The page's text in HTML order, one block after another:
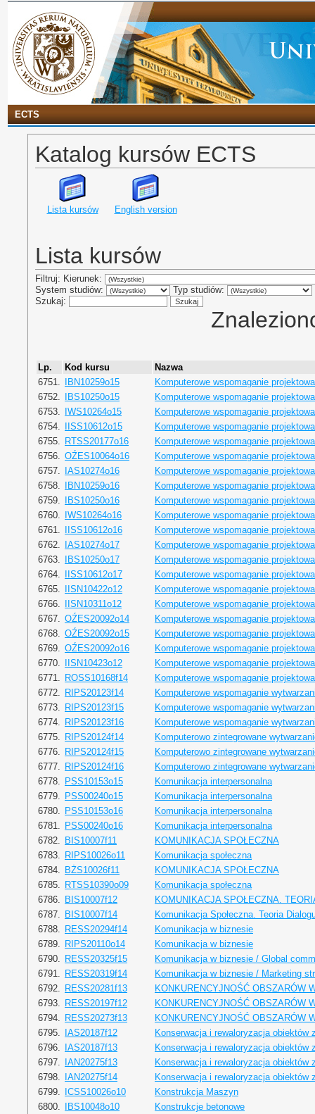
ECTS
Katalog kursów ECTS
Lista kursów English version
Lista kursów
Filtruj: Kierunek:
System studiów:
Typ studiów:
Szukaj:
Lp. Kod kursu
Nazwa
6751.
IBN10259o15
Komputerowe wspomaganie
6752.
IBS10250o15
Komputerowe wspomaganie
6753.
IWS10264o15
Komputerowe wspomaganie
6754.
IISS10612o15
Komputerowe wspomaganie
6755. RTSS20177o16
Komputerowe wspomaganie
6756. OŹES10064o16
Komputerowe wspomaganie
6757.
IAS10274o16
Komputerowe wspomaganie
6758.
IBN10259o16
Komputerowe wspomaganie
6759.
IBS10250o16
Komputerowe wspomaganie
6760.
IWS10264o16
Komputerowe wspomaganie
6761.
IISS10612o16
Komputerowe wspomaganie
6762.
IAS10274o17
Komputerowe wspomaganie
6763.
IBS10250o17
Komputerowe wspomaganie
6764.
IISS10612o17
Komputerowe wspomaganie
6765.
IISN10422o12
Komputerowe wspomaganie
6766.
IISN10311o12
Komputerowe wspomaganie
6767. OŹES20092o14
Komputerowe wspomaganie
6768. OŹES20092o15
Komputerowe wspomaganie
6769. OŹES20092o16
Komputerowe wspomaganie
6770.
IISN10423o12
Komputerowe wspomaganie
6771. ROSS10168f14
Komputerowe wspomaganie
6772. RIPS20123f14
Komputerowe wspomaganie
6773. RIPS20123f15
Komputerowe wspomaganie
6774. RIPS20123f16
Komputerowe wspomaganie
6775. RIPS20124f14
Komputerowo zintegrowane
6776. RIPS20124f15
Komputerowo zintegrowane
6777. RIPS20124f16
Komputerowo zintegrowane
6778. PSS10153o15
Komunikacja interpersonalna
6779. PSS00240o15
Komunikacja interpersonalna
6780. PSS10153o16
Komunikacja interpersonalna
6781. PSS00240o16
Komunikacja interpersonalna
6782. BIS10007f11
KOMUNIKACJA SPOŁECZNA
6783. RIPS10026o11
Komunikacja społeczna
6784. BŻS10026f11
KOMUNIKACJA SPOŁECZNA
6785. RTSS10390o09
Komunikacja społeczna
6786. BIS10007f12
KOMUNIKACJA SPOŁECZNA.
6787. BIS10007f14
Komunikacja Społeczna. Teoria
6788. RESS20294f14
Komunikacja w biznesie
6789. RIPS20110o14
Komunikacja w biznesie
6790. RESS20325f15
Komunikacja w biznesie / Global
6791. RESS20319f14
Komunikacja w biznesie / Marketing
6792. RESS20281f13
KONKURENCYJNOŚĆ OBSZARÓW
6793. RESS20197f12
KONKURENCYJNOŚĆ OBSZARÓW
6794. RESS20273f13
KONKURENCYJNOŚĆ OBSZARÓW
6795.
IAS20187f12
Konserwacja i rewaloryzacja obiektów
6796.
IAS20187f13
Konserwacja i rewaloryzacja obiektów
6797.
IAN20275f13
Konserwacja i rewaloryzacja obiektów
6798.
IAN20275f14
Konserwacja i rewaloryzacja obiektów
6799.
ICSS10026o10
Konstrukcja Maszyn
6800.
IBS10048o10 Konstrukcje betonowe